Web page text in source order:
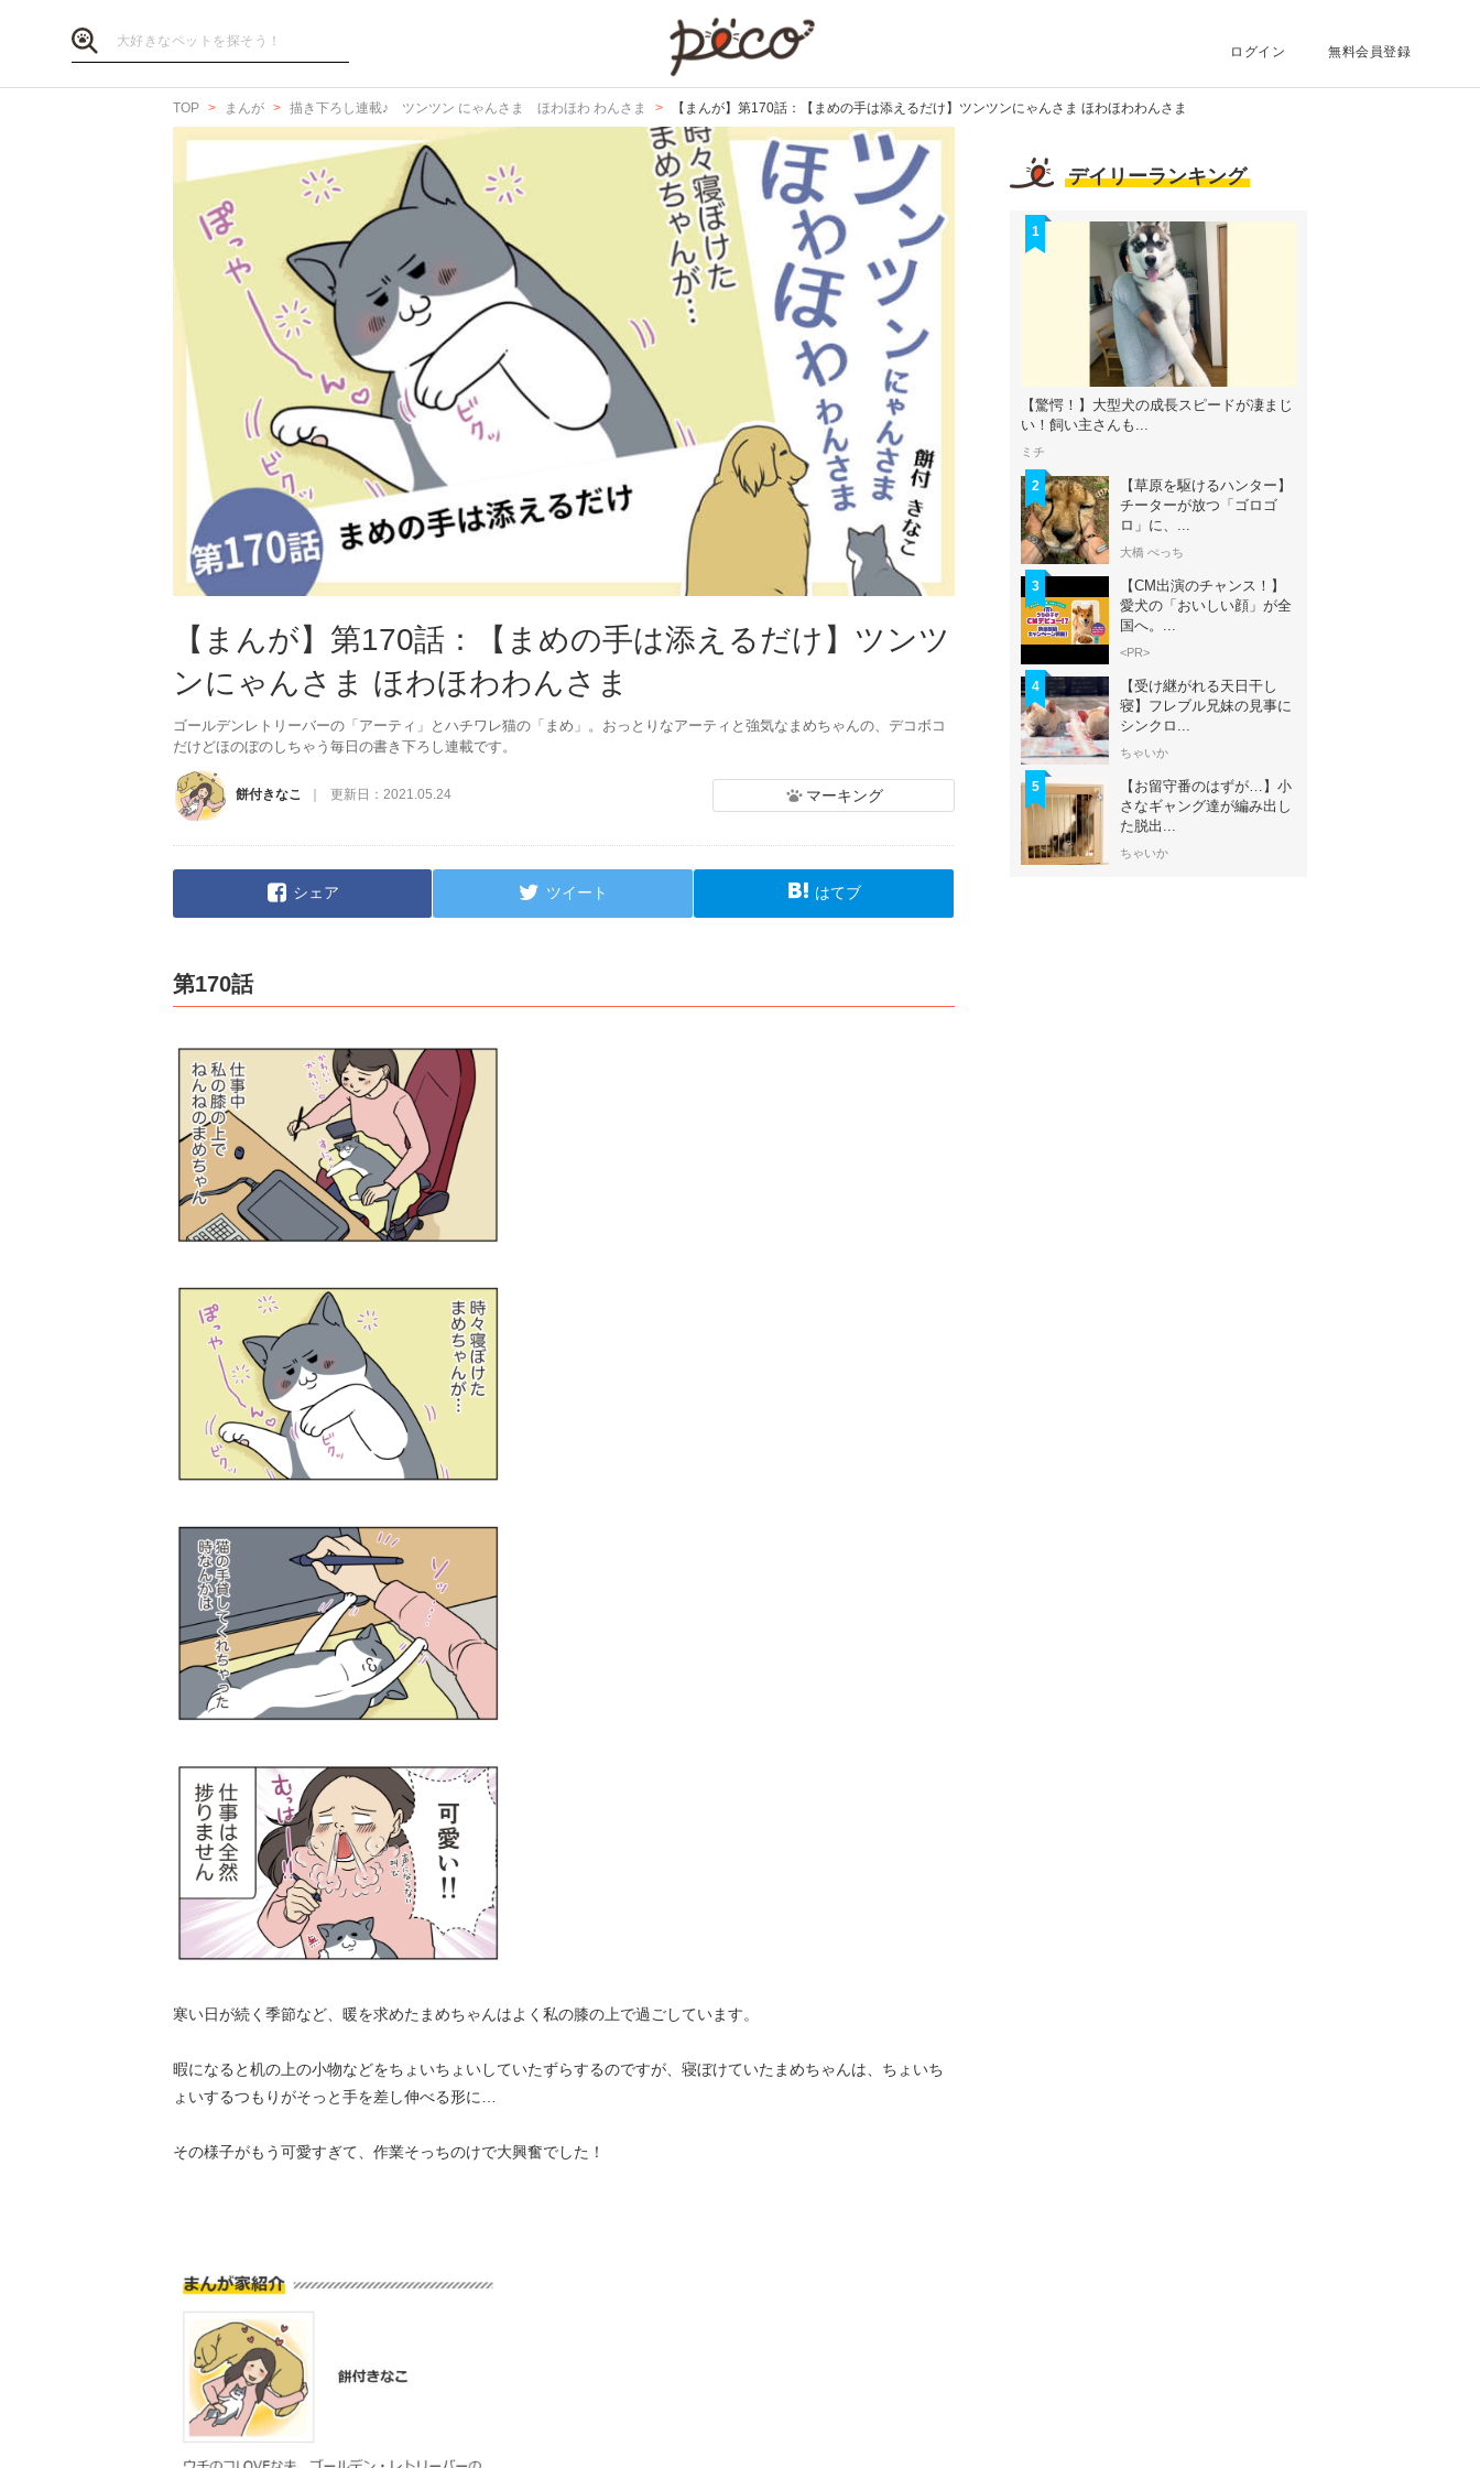
ログイン 無料会員登録
TOP まんが 描き下ろし連載♪ ツンツン にゃんさま ほわほわ わんさま 【まんが】第170話：【まめの手は添えるだけ】ツンツンにゃんさま ほわほわわんさま
【まんが】第170話：【まめの手は添えるだけ】ツンツ
ンにゃんさま ほわほわわんさま
ゴールデンレトリーバーの「アーティ」とハチワレ猫の「まめ」。おっとりなアーティと強気なまめちゃんの、デコボコ
だけどほのぼのしちゃう毎日の書き下ろし連載です。
餅付きなこ 更新日： 2021.05.24 マーキング
シェア ツイート はてブ
第170話
寒い日が続く季節など、暖を求めたまめちゃんはよく私の膝の上で過ごしています。
暇になると机の上の小物などをちょいちょいしていたずらするのですが、寝ぼけていたまめちゃんは、ちょいち
ょいするつもりがそっと手を差し伸べる形に…
その様子がもう可愛すぎて、作業そっちのけで大興奮でした！
デイリーランキング
1
【驚愕！】大型犬の成長スピードが凄まじ
い！飼い主さんも...
ミチ
2
【草原を駆けるハンター】
チーターが放つ「ゴロゴ
ロ」に、...
大橋 ぺっち
3
【CM出演のチャンス！】
愛犬の「おいしい顔」が全
国へ。...
<PR>
4
【受け継がれる天日干し
寝】フレブル兄妹の見事に
シンクロ...
ちゃいか
5
【お留守番のはずが…】小
さなギャング達が編み出し
た脱出...
ちゃいか